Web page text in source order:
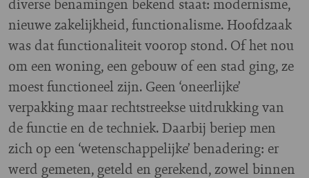
nieuwe zakelijkheid, functionalisme. Hoofdzaak
was dat functionaliteit voorop stond. Of het nou
om een woning, een gebouw of een stad ging, ze
moest functioneel zijn. Geen ‘oneerlijke’
verpakking maar rechtstreekse uitdrukking van
de functie en de techniek. Daarbij beriep men
zich op een ‘wetenschappelijke’ benadering: er
werd gemeten, geteld en gerekend, zowel binnen